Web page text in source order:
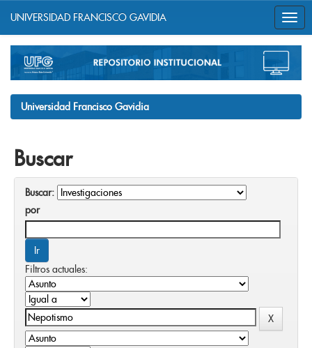
navigation
UNIVERSIDAD FRANCISCO GAVIDIA
Universidad Francisco Gavidia
Buscar
Buscar:
por
Filtros actuales: